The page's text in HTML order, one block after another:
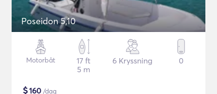
Poseidon 5,10
Motorbåt
17 ft
5 m
6 Kryssning 0
$160 /dag